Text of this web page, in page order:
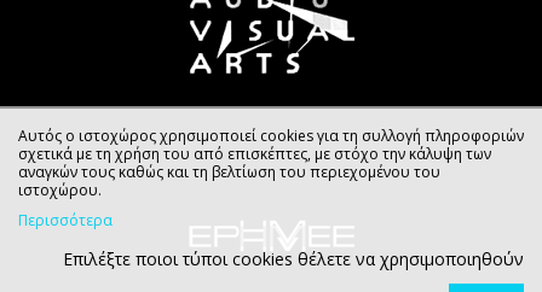
Αυτός ο ιστοχώρος χρησιμοποιεί cookies για τη συλλογή πληροφοριών
σχετικά με τη χρήση του από επισκέπτες, με στόχο την κάλυψη των
αναγκών τους καθώς και τη βελτίωση του περιεχομένου του
ιστοχώρου.
Περισσότερα
Επιλέξτε ποιοι τύποι cookies θέλετε να χρησιμοποιηθούν